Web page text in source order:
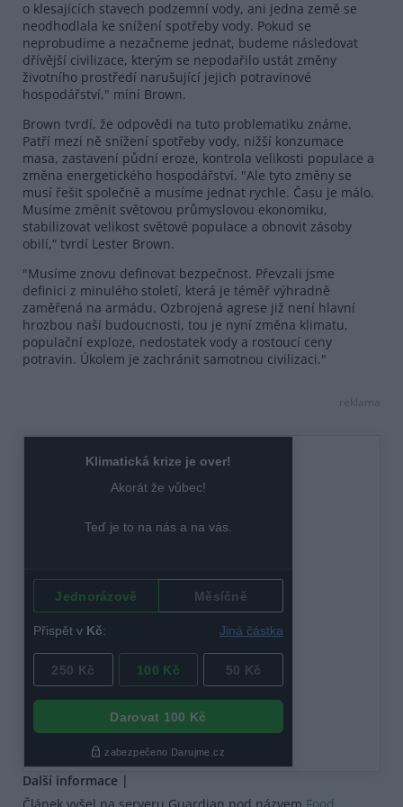
o klesajících stavech podzemní vody, ani jedna země se
neodhodlala ke snížení spotřeby vody. Pokud se
neprobudíme a nezačneme jednat, budeme následovat
dřívější civilizace, kterým se nepodařilo ustát změny
životního prostředí narušující jejich potravinové
hospodářství," míní Brown.
Brown tvrdí, že odpovědi na tuto problematiku známe.
Patří mezi ně snížení spotřeby vody, nižší konzumace
masa, zastavení půdní eroze, kontrola velikosti populace a
změna energetického hospodářství. "Ale tyto změny se
musí řešit společně a musíme jednat rychle. Času je málo.
Musíme změnit světovou průmyslovou ekonomiku,
stabilizovat velikost světové populace a obnovit zásoby
obilí,“ tvrdí Lester Brown.
"Musíme znovu definovat bezpečnost. Převzali jsme
definici z minulého století, která je téměř výhradně
zaměřená na armádu. Ozbrojená agrese již není hlavní
hrozbou naší budoucnosti, tou je nyní změna klimatu,
populační exploze, nedostatek vody a rostoucí ceny
potravin. Úkolem je zachránit samotnou civilizaci."
reklama
Další informace |